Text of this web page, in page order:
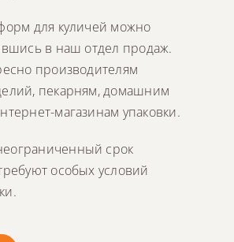
для куличей можно
в наш отдел продаж.
производителям
пекарням, домашним
магазинам упаковки.
срок
особых условий